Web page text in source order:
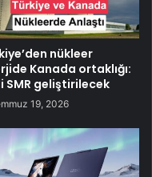
nükleer
Kanada ortaklığı:
SMR geliştirilecek
19, 2026